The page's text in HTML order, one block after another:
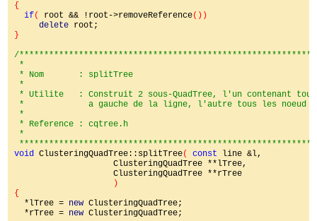
{
if( root && !root->removeReference())
delete
}
/
*
* Nom       : splitTree
*
* Utilite   : Construit 2 sous-QuadTree, l'un contenant tous
*             a gauche de la ligne, l'autre tous les noeud
*
* Reference : cqtree.h
*
void ClusteringQuadTree::splitTree( const
line &l,
                    ClusteringQuadTree **lTree,
                    ClusteringQuadTree **rTree
)
{
*lTree = new ClusteringQuadTree;
  *rTree =
new ClusteringQuadTree;